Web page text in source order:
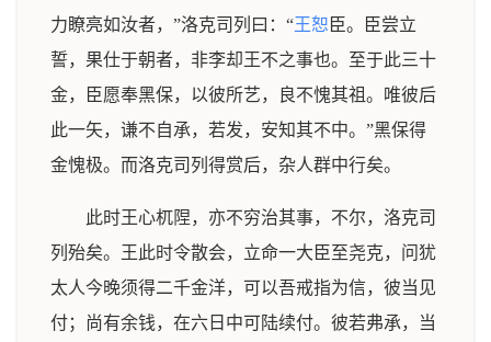
力瞭亮如汝者，”洛克司列曰：“王恕 臣。臣尝立
誓，果仕于朝者，非李却王不之事也。至于此三十
金，臣愿奉黑保，以彼所艺，良不愧其祖。唯彼后
此一矢，谦不自承，若发，安知其不中。”黑保得
金愧极。而洛克司列得赏后，杂人群中行矣。
此时王心杌陧，亦不穷治其事，不尔，洛克司
列殆矣。王此时令散会，立命一大臣至尧克，问犹
太人今晚须得二千金洋，可以吾戒指为信，彼当见
付；尚有余钱，在六日中可陆续付。彼若弗承，当